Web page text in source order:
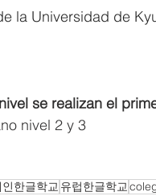
la Universidad de
se realizan el
nivel 2 y 3
인한글학교 유럽한글학교